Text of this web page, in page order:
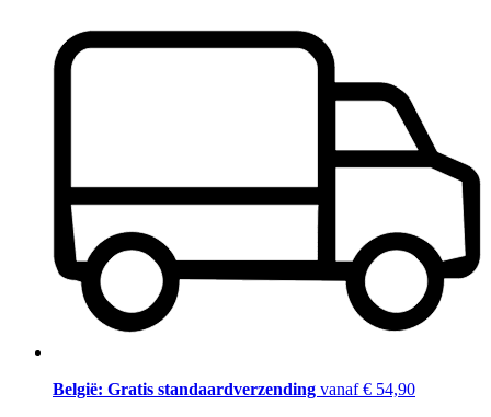
België: Gratis standaardverzending vanaf € 54,90